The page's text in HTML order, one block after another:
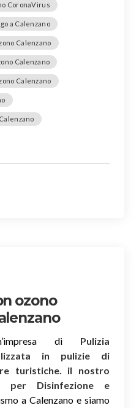
CoronaVirus
a Calenzano
Calenzano
Calenzano
Calenzano
ozono
di Pulizia
in pulizie di
turistiche. il nostro
per Disinfezione e
a Calenzano e siamo